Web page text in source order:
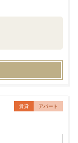
賃貸 アパート